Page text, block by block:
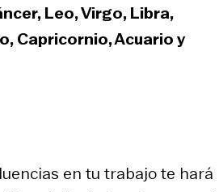
Leo, Virgo, Libra,
Capricornio, Acuario y
en tu trabajo te hará